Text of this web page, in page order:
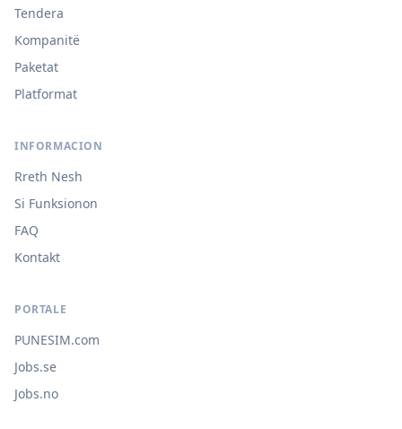
Tendera
Kompanitë
Paketat
Platformat
INFORMACION
Rreth Nesh
Si Funksionon
FAQ
Kontakt
PORTALE
PUNESIM.com
Jobs.se
Jobs.no